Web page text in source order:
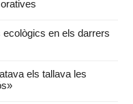
ecològics en els darrers
els tallava les